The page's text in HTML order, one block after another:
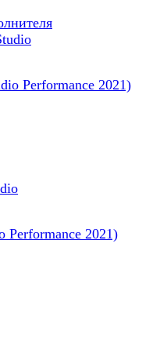
Performance 2021)
Performance 2021)